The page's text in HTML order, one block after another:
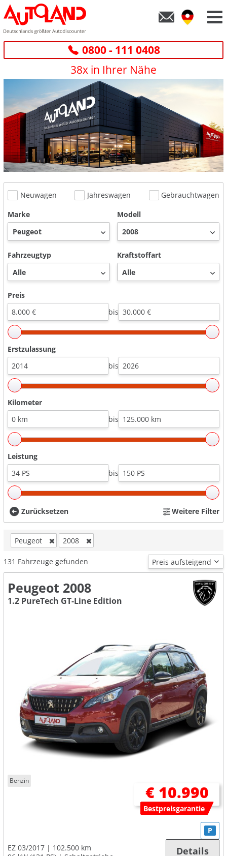
0800 - 111 0408
38x in Ihrer Nähe
Neuwagen Jahreswagen
Gebrauchtwagen
Marke
Modell
Fahrzeugtyp Kraftstoffart
Preis
bis
Erstzulassung
bis
Kilometer
bis
Leistung
bis
Zurücksetzen Weitere Filter
Peugeot 2008
131 Fahrzeuge gefunden
Peugeot 2008
1.2 PureTech GT-Line Edition
Benzin
€ 10.990
Bestpreisgarantie
EZ 03/2017
102.500 km
P
Details